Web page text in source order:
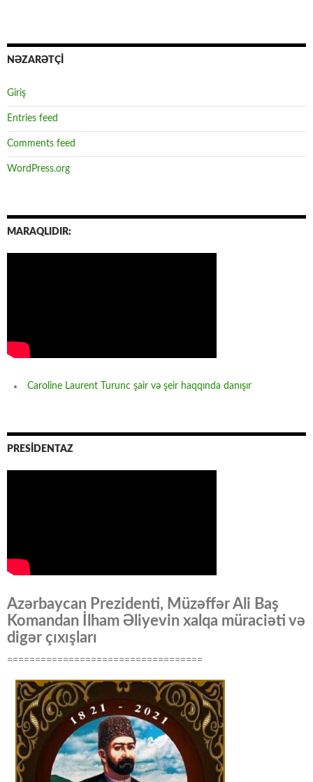
NƏZARƏTÇİ
Giriş
Entries feed
Comments feed
WordPress.org
MARAQLIDIR:
Caroline Laurent Turunc şair və şeir haqqında danışır
PRESİDENTAZ
Azərbaycan Prezidenti, Müzəffər Ali Baş
Komandan İlham Əliyevin xalqa müraciəti və
digər çıxışları
===================================